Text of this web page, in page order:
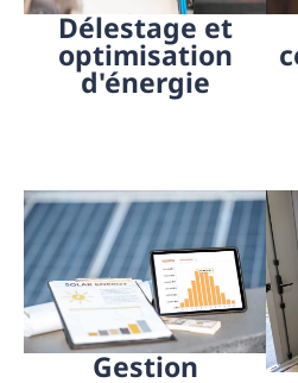
Délestage et
optimisation
d'énergie
Gestion